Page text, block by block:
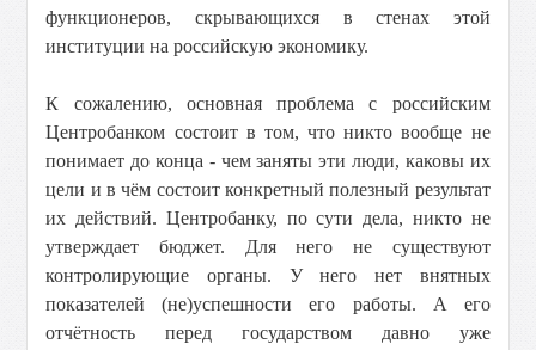
функционеров, скрывающихся в стенах этой
институции на российскую экономику.
К сожалению, основная проблема с российским
Центробанком состоит в том, что никто вообще не
понимает до конца - чем заняты эти люди, каковы их
цели и в чём состоит конкретный полезный результат
их действий. Центробанку, по сути дела, никто не
утверждает бюджет. Для него не существуют
контролирующие органы. У него нет внятных
показателей (не)успешности его работы. А его
отчётность перед государством давно уже